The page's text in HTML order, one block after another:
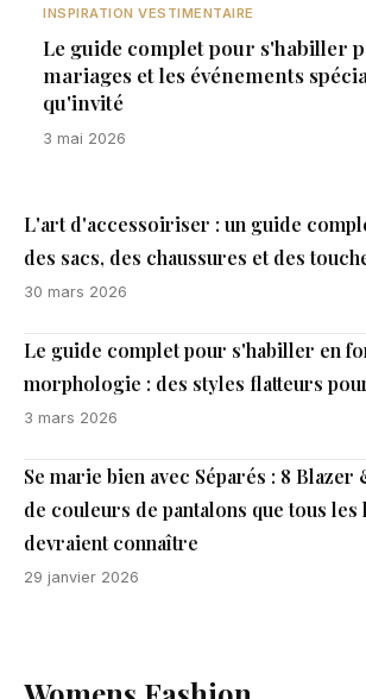
INSPIRATION VESTIMENTAIRE
Le guide complet pour s'habiller
mariages et les événements
qu'invité
3 mai 2026
L'art d'accessoiriser : un guide
des sacs, des chaussures et des
30 mars 2026
Le guide complet pour s'habiller en
morphologie : des styles flatteurs
3 mars 2026
Se marie bien avec Séparés : 8
de couleurs de pantalons que tous les
devraient connaître
29 janvier 2026